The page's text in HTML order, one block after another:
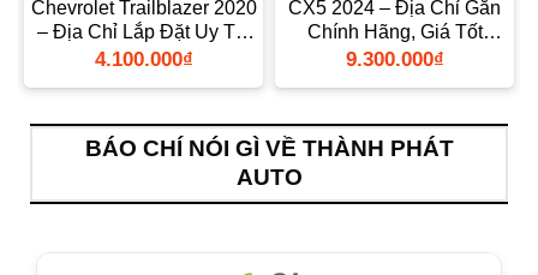
Chevrolet Trailblazer 2020
– Địa Chỉ Lắp Đặt Uy Tín
TPHCM
4.100.000₫
CX5 2024 – Địa Chỉ Gắn
Chính Hãng, Giá Tốt
TPHCM
9.300.000₫
BÁO CHÍ NÓI GÌ VỀ THÀNH PHÁT
AUTO